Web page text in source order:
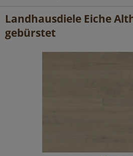
Landhausdiele Eiche
gebürstet